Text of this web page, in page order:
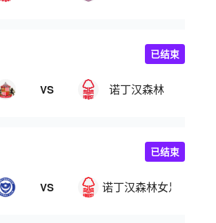
VS 诺丁汉森林
已结束
VS 诺丁汉森林女足
已结束